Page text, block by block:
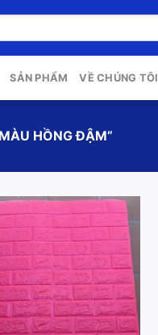
SẢN PHẨM VỀ CHÚNG TÔI
HỒNG ĐẬM”
Add to
wishlist